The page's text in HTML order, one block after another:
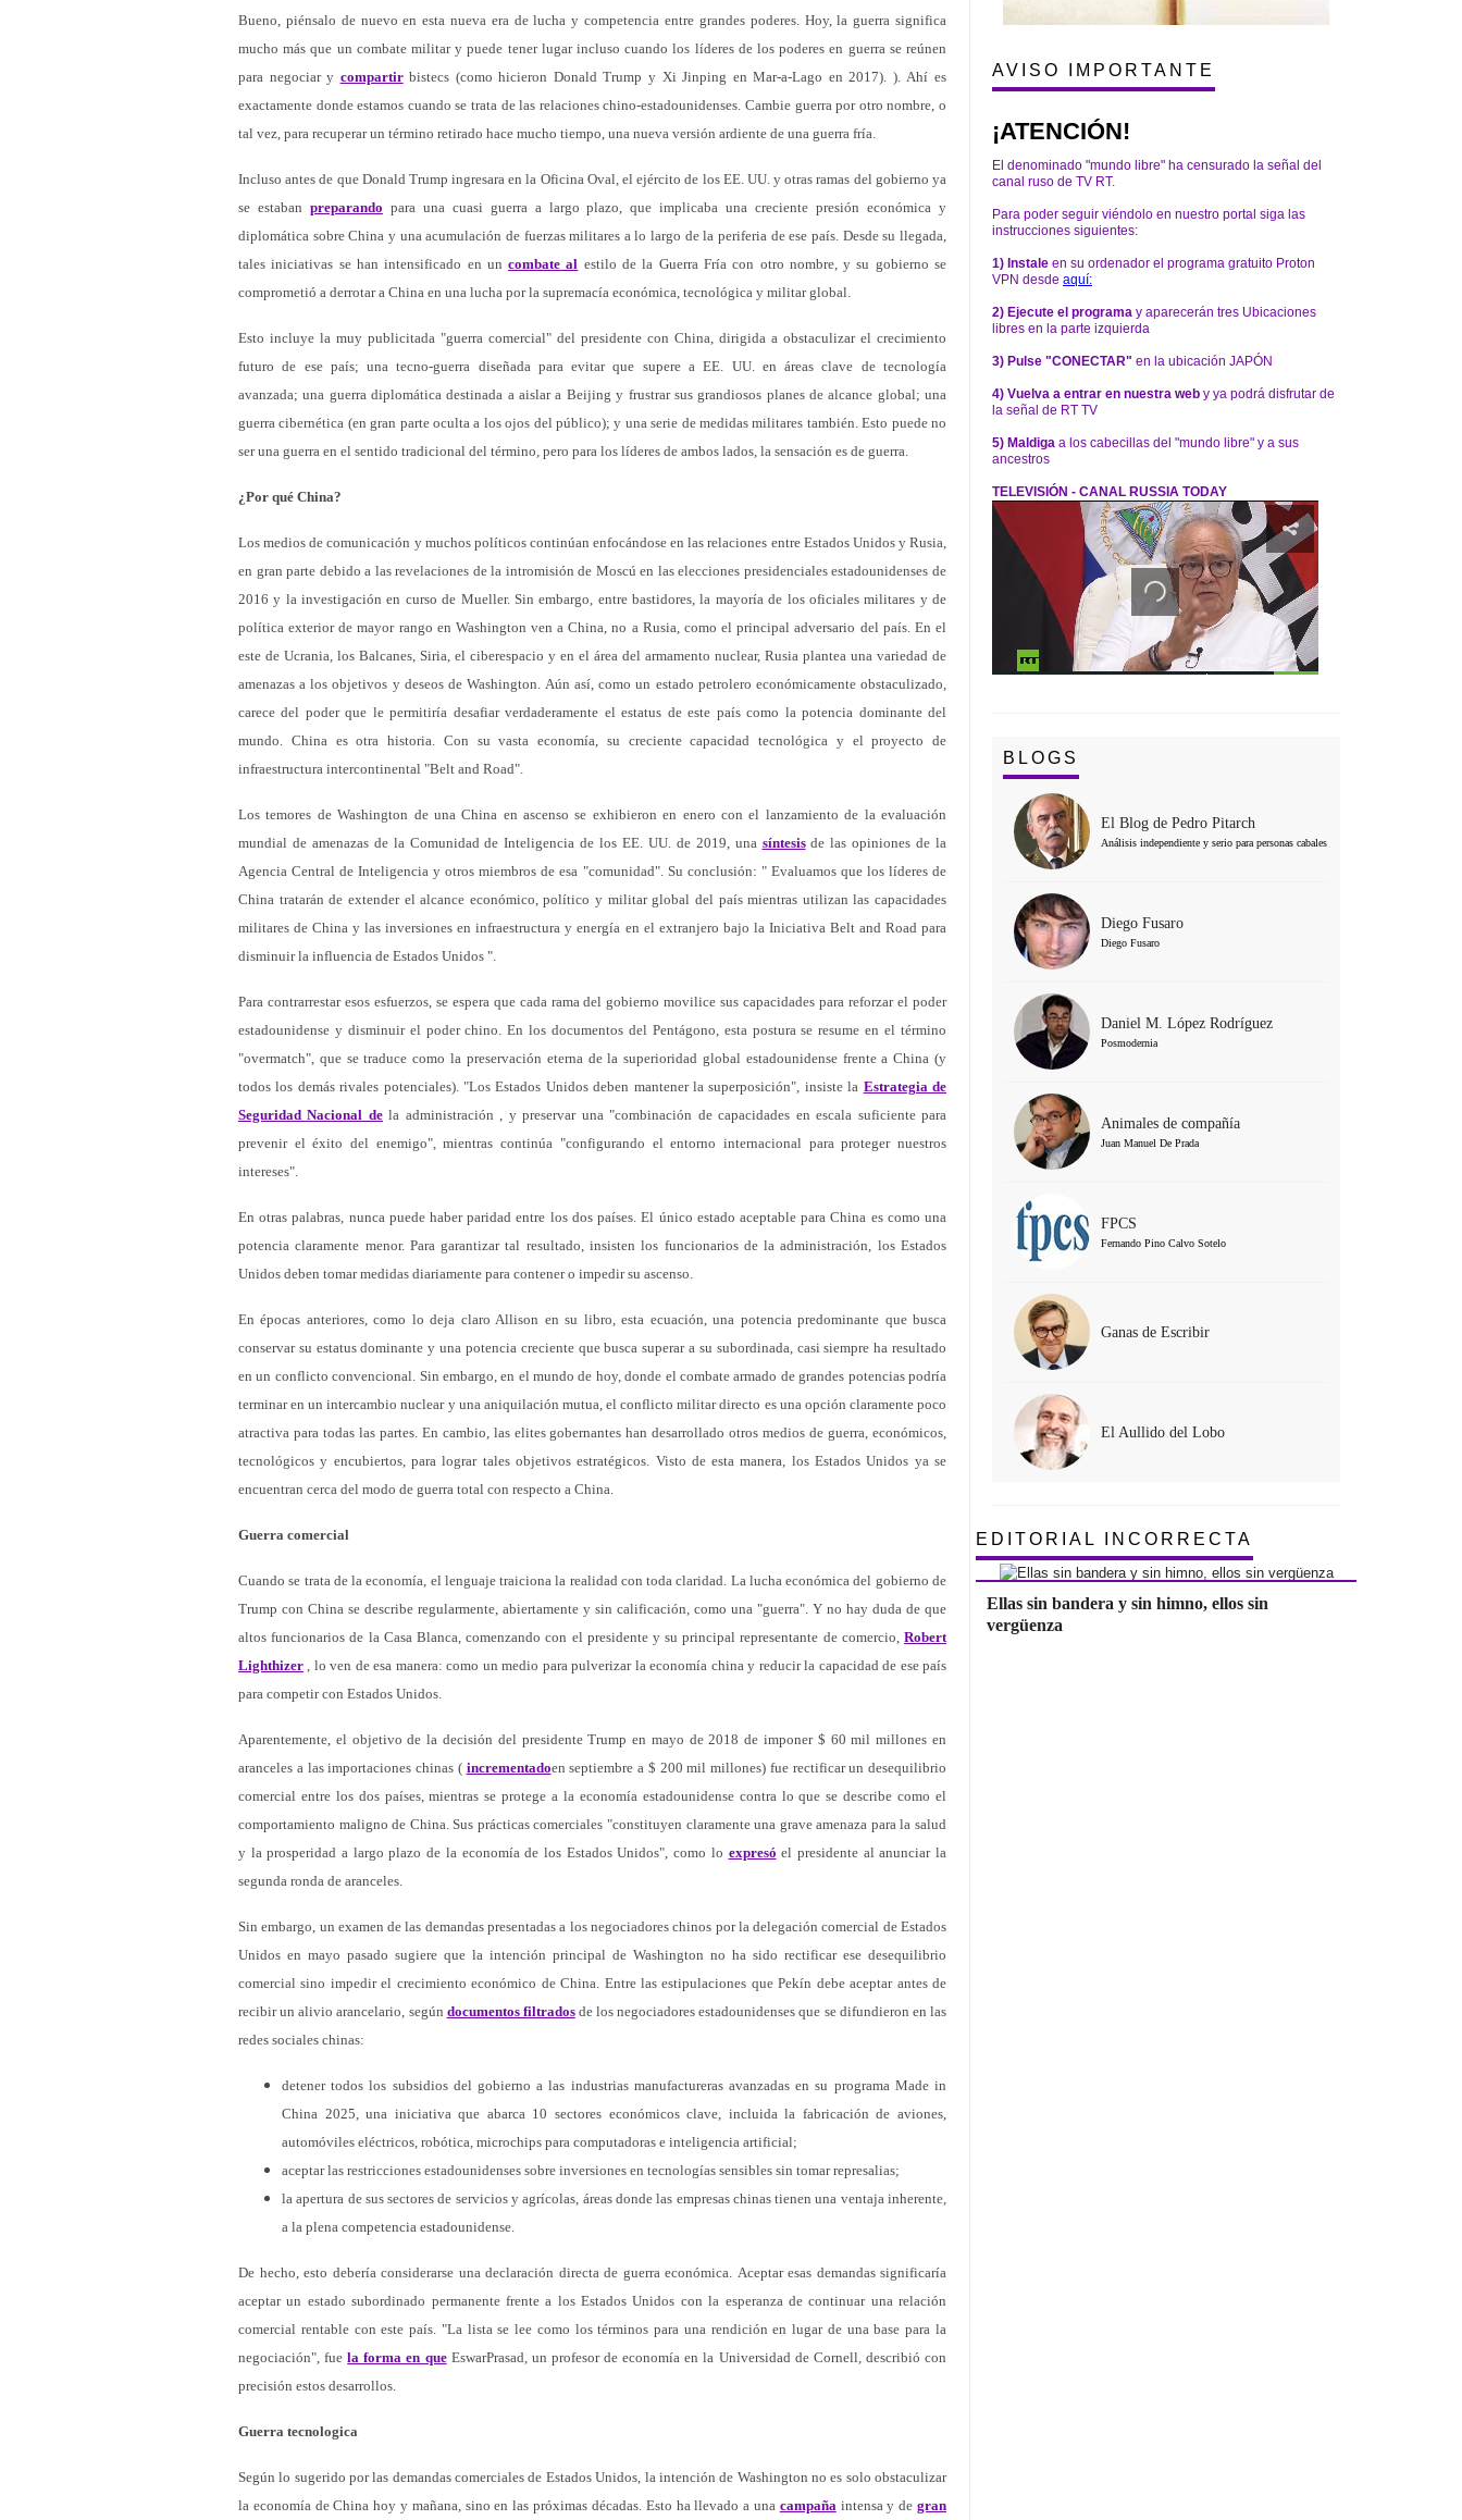
Bueno, piénsalo de nuevo en esta nueva era de lucha y competencia entre grandes poderes. Hoy, la guerra significa
mucho más que un combate militar y puede tener lugar incluso cuando los líderes de los poderes en guerra se reúnen
para negociar y compartirbistecs (como hicieron Donald Trump y Xi Jinping en Mar-a-Lago en 2017). ). Ahí es
exactamente donde estamos cuando se trata de las relaciones chino-estadounidenses. Cambie guerra por otro nombre, o
tal vez, para recuperar un término retirado hace mucho tiempo, una nueva versión ardiente de una guerra fría.
Incluso antes de que Donald Trump ingresara en la Oficina Oval, el ejército de los EE. UU. y otras ramas del gobierno ya
se estaban preparando para una cuasi guerra a largo plazo, que implicaba una creciente presión económica y
diplomática sobre China y una acumulación de fuerzas militares a lo largo de la periferia de ese país. Desde su llegada,
tales iniciativas se han intensificado en uncombate al estilo de la Guerra Fría con otro nombre, y su gobierno se
comprometió a derrotar a China en una lucha por la supremacía económica, tecnológica y militar global.
Esto incluye la muy publicitada "guerra comercial" del presidente con China, dirigida a obstaculizar el crecimiento
futuro de ese país; una tecno-guerra diseñada para evitar que supere a EE. UU. en áreas clave de tecnología
avanzada; una guerra diplomática destinada a aislar a Beijing y frustrar sus grandiosos planes de alcance global; una
guerra cibernética (en gran parte oculta a los ojos del público); y una serie de medidas militares también. Esto puede no
ser una guerra en el sentido tradicional del término, pero para los líderes de ambos lados, la sensación es de guerra.
¿Por qué China?
Los medios de comunicación y muchos políticos continúan enfocándose en las relaciones entre Estados Unidos y Rusia,
en gran parte debido a las revelaciones de la intromisión de Moscú en las elecciones presidenciales estadounidenses de
2016 y la investigación en curso de Mueller. Sin embargo, entre bastidores, la mayoría de los oficiales militares y de
política exterior de mayor rango en Washington ven a China, no a Rusia, como el principal adversario del país. En el
este de Ucrania, los Balcanes, Siria, el ciberespacio y en el área del armamento nuclear, Rusia plantea una variedad de
amenazas a los objetivos y deseos de Washington. Aún así, como un estado petrolero económicamente obstaculizado,
carece del poder que le permitiría desafiar verdaderamente el estatus de este país como la potencia dominante del
mundo. China es otra historia. Con su vasta economía, su creciente capacidad tecnológica y el proyecto de
infraestructura intercontinental "Belt and Road".
Los temores de Washington de una China en ascenso se exhibieron en enero con el lanzamiento de la evaluación
mundial de amenazas de la Comunidad de Inteligencia de los EE. UU. de 2019, una síntesisde las opiniones de la
Agencia Central de Inteligencia y otros miembros de esa "comunidad". Su conclusión: " Evaluamos que los líderes de
China tratarán de extender el alcance económico, político y militar global del país mientras utilizan las capacidades
militares de China y las inversiones en infraestructura y energía en el extranjero bajo la Iniciativa Belt and Road para
disminuir la influencia de Estados Unidos ".
Para contrarrestar esos esfuerzos, se espera que cada rama del gobierno movilice sus capacidades para reforzar el poder
estadounidense y disminuir el poder chino. En los documentos del Pentágono, esta postura se resume en el término
"overmatch", que se traduce como la preservación eterna de la superioridad global estadounidense frente a China (y
todos los demás rivales potenciales). "Los Estados Unidos deben mantener la superposición", insiste la Estrategia de
Seguridad Nacional dela administración , y preservar una "combinación de capacidades en escala suficiente para
prevenir el éxito del enemigo", mientras continúa "configurando el entorno internacional para proteger nuestros
intereses".
En otras palabras, nunca puede haber paridad entre los dos países. El único estado aceptable para China es como una
potencia claramente menor. Para garantizar tal resultado, insisten los funcionarios de la administración, los Estados
Unidos deben tomar medidas diariamente para contener o impedir su ascenso.
En épocas anteriores, como lo deja claro Allison en su libro, esta ecuación, una potencia predominante que busca
conservar su estatus dominante y una potencia creciente que busca superar a su subordinada, casi siempre ha resultado
en un conflicto convencional. Sin embargo, en el mundo de hoy, donde el combate armado de grandes potencias podría
terminar en un intercambio nuclear y una aniquilación mutua, el conflicto militar directo es una opción claramente poco
atractiva para todas las partes. En cambio, las elites gobernantes han desarrollado otros medios de guerra, económicos,
tecnológicos y encubiertos, para lograr tales objetivos estratégicos. Visto de esta manera, los Estados Unidos ya se
encuentran cerca del modo de guerra total con respecto a China.
Guerra comercial
Cuando se trata de la economía, el lenguaje traiciona la realidad con toda claridad. La lucha económica del gobierno de
Trump con China se describe regularmente, abiertamente y sin calificación, como una "guerra". Y no hay duda de que
altos funcionarios de la Casa Blanca, comenzando con el presidente y su principal representante de comercio, Robert
Lighthizer , lo ven de esa manera: como un medio para pulverizar la economía china y reducir la capacidad de ese país
para competir con Estados Unidos.
Aparentemente, el objetivo de la decisión del presidente Trump en mayo de 2018 de imponer $ 60 mil millones en
aranceles a las importaciones chinas ( incrementadoen septiembre a $ 200 mil millones) fue rectificar un desequilibrio
comercial entre los dos países, mientras se protege a la economía estadounidense contra lo que se describe como el
comportamiento maligno de China. Sus prácticas comerciales "constituyen claramente una grave amenaza para la salud
y la prosperidad a largo plazo de la economía de los Estados Unidos", como lo expresó el presidente al anunciar la
segunda ronda de aranceles.
Sin embargo, un examen de las demandas presentadas a los negociadores chinos por la delegación comercial de Estados
Unidos en mayo pasado sugiere que la intención principal de Washington no ha sido rectificar ese desequilibrio
comercial sino impedir el crecimiento económico de China. Entre las estipulaciones que Pekín debe aceptar antes de
recibir un alivio arancelario, según documentos filtradosde los negociadores estadounidenses que se difundieron en las
redes sociales chinas:
detener todos los subsidios del gobierno a las industrias manufactureras avanzadas en su programa Made in
China 2025, una iniciativa que abarca 10 sectores económicos clave, incluida la fabricación de aviones,
automóviles eléctricos, robótica, microchips para computadoras e inteligencia artificial;
aceptar las restricciones estadounidenses sobre inversiones en tecnologías sensibles sin tomar represalias;
la apertura de sus sectores de servicios y agrícolas, áreas donde las empresas chinas tienen una ventaja inherente,
a la plena competencia estadounidense.
De hecho, esto debería considerarse una declaración directa de guerra económica. Aceptar esas demandas significaría
aceptar un estado subordinado permanente frente a los Estados Unidos con la esperanza de continuar una relación
comercial rentable con este país. "La lista se lee como los términos para una rendición en lugar de una base para la
negociación", fuela forma en queEswarPrasad, un profesor de economía en la Universidad de Cornell, describió con
precisión estos desarrollos.
Guerra tecnologica
Según lo sugerido por las demandas comerciales de Estados Unidos, la intención de Washington no es solo obstaculizar
la economía de China hoy y mañana, sino en las próximas décadas. Esto ha llevado a una campañaintensa y degran
AVISO IMPORTANTE
¡ATENCIÓN!
El denominado "mundo libre" ha censurado la señal del
canal ruso de TV RT.
Para poder seguir viéndolo en nuestro portal siga las
instrucciones siguientes:
1) Instale en su ordenador el programa gratuito Proton
VPN desde aquí:
2) Ejecute el programa y aparecerán tres Ubicaciones
libres en la parte izquierda
3) Pulse "CONECTAR" en la ubicación JAPÓN
4) Vuelva a entrar en nuestra web y ya podrá disfrutar de
la señal de RT TV
5) Maldiga a los cabecillas del "mundo libre" y a sus
ancestros
TELEVISIÓN - CANAL RUSSIA TODAY
BLOGS
El Blog de Pedro Pitarch
Análisis independiente y serio para personas cabales
Diego Fusaro
Diego Fusaro
Daniel M. López Rodríguez
Posmodernia
Animales de compañía
Juan Manuel De Prada
FPCS
Fernando Pino Calvo Sotelo
Ganas de Escribir
El Aullido del Lobo
EDITORIAL INCORRECTA
Ellas sin bandera y sin himno, ellos sin
vergüenza